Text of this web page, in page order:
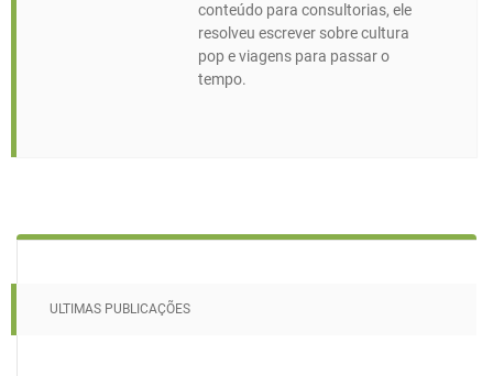
conteúdo para consultorias, ele
resolveu escrever sobre cultura
pop e viagens para passar o
tempo.
ULTIMAS PUBLICAÇÕES